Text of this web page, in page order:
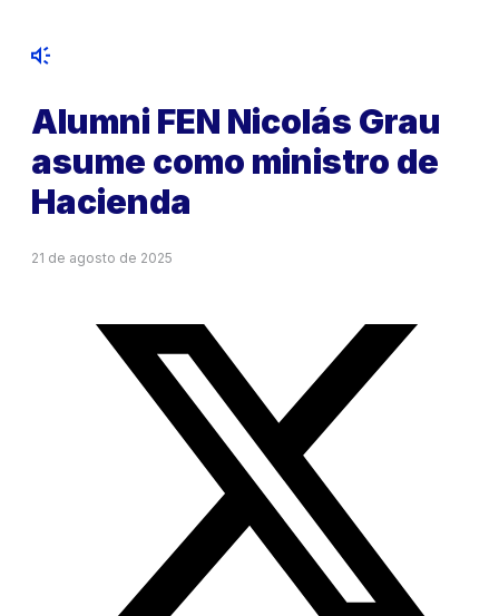
Alumni FEN Nicolás Grau
asume como ministro de
Hacienda
21 de agosto de 2025